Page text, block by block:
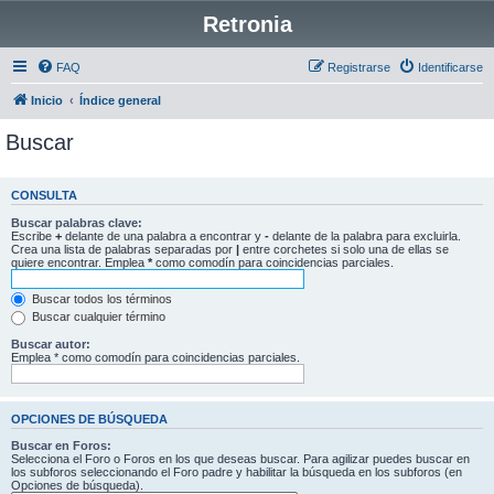
Retronia
FAQ Identificarse
Registrarse
Inicio Índice general
Buscar
CONSULTA
Buscar palabras clave:
Escribe + delante de una palabra a encontrar y - delante de la palabra para excluirla.
Crea una lista de palabras separadas por | entre corchetes si solo una de ellas se
quiere encontrar. Emplea * como comodín para coincidencias parciales.
Buscar todos los términos
Buscar cualquier término
Buscar autor:
Emplea * como comodín para coincidencias parciales.
OPCIONES DE BÚSQUEDA
Buscar en Foros:
Selecciona el Foro o Foros en los que deseas buscar. Para agilizar puedes buscar en
los subforos seleccionando el Foro padre y habilitar la búsqueda en los subforos (en
Opciones de búsqueda).